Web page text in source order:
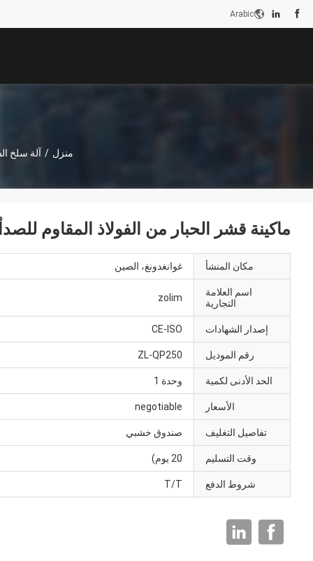
Arabic
منزل / آلة سلخ
ماكينة قشر الحبار من الفولاذ المقاوم للصدأ 304 0.75 كيلوواط آلة قشر
مكان المنشأ غوانغدونغ، الصين
اسم العلامة
التجارية
zolim
إصدار الشهادات CE-ISO
رقم الموديل ZL-QP250
الحد الأدنى لكمية وحدة 1
الأسعار negotiable
تفاصيل التغليف صندوق خشبي
وقت التسليم 20 يوم)
شروط الدفع T/T